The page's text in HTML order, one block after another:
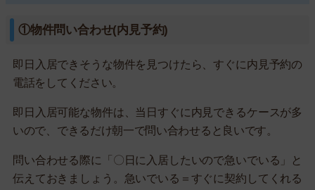
①物件問い合わせ(内見予約)
即日入居できそうな物件を見つけたら、すぐに内見予約の
電話をしてください。
即日入居可能な物件は、当日すぐに内見できるケースが多
いので、できるだけ朝一で問い合わせると良いです。
問い合わせる際に「〇日に入居したいので急いでいる」と
伝えておきましょう。急いでいる＝すぐに契約してくれる